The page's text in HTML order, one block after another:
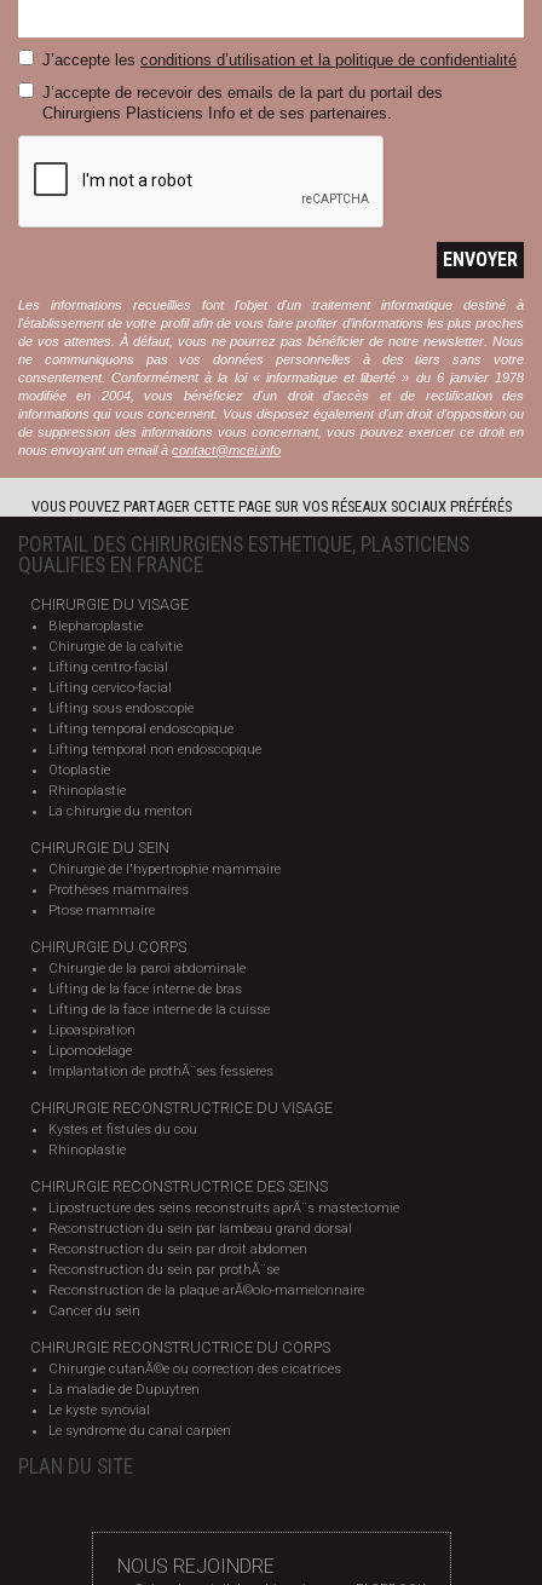
J’accepte les conditions d’utilisation et la politique de confidentialité
J’accepte de recevoir des emails de la part du portail des
Chirurgiens Plasticiens Info et de ses partenaires.
ENVOYER
Les informations recueillies font l'objet d'un traitement informatique destiné à
l'établissement de votre profil afin de vous faire profiter d’informations les plus proches
de vos attentes. À défaut, vous ne pourrez pas bénéficier de notre newsletter. Nous
ne communiquons pas vos données personnelles à des tiers sans votre
consentement. Conformément à la loi « informatique et liberté » du 6 janvier 1978
modifiée en 2004, vous bénéficiez d'un droit d'accès et de rectification des
informations qui vous concernent. Vous disposez également d'un droit d'opposition ou
de suppression des informations vous concernant, vous pouvez exercer ce droit en
nous envoyant un email à contact@mcei.info
VOUS POUVEZ PARTAGER CETTE PAGE SUR VOS RÉSEAUX SOCIAUX PRÉFÉRÉS
PORTAIL DES CHIRURGIENS ESTHETIQUE, PLASTICIENS
QUALIFIES EN FRANCE
CHIRURGIE DU VISAGE
Blepharoplastie
Chirurgie de la calvitie
Lifting centro-facial
Lifting cervico-facial
Lifting sous endoscopie
Lifting temporal endoscopique
Lifting temporal non endoscopique
Otoplastie
Rhinoplastie
La chirurgie du menton
CHIRURGIE DU SEIN
Chirurgie de l'hypertrophie mammaire
Prothèses mammaires
Ptose mammaire
CHIRURGIE DU CORPS
Chirurgie de la paroi abdominale
Lifting de la face interne de bras
Lifting de la face interne de la cuisse
Lipoaspiration
Lipomodelage
Implantation de prothÃ¨ses fessieres
CHIRURGIE RECONSTRUCTRICE DU VISAGE
Kystes et fistules du cou
Rhinoplastie
CHIRURGIE RECONSTRUCTRICE DES SEINS
Lipostructure des seins reconstruits aprÃ¨s mastectomie
Reconstruction du sein par lambeau grand dorsal
Reconstruction du sein par droit abdomen
Reconstruction du sein par prothÃ¨se
Reconstruction de la plaque arÃ©olo-mamelonnaire
Cancer du sein
CHIRURGIE RECONSTRUCTRICE DU CORPS
Chirurgie cutanÃ©e ou correction des cicatrices
La maladie de Dupuytren
Le kyste synovial
Le syndrome du canal carpien
PLAN DU SITE
NOUS REJOINDRE